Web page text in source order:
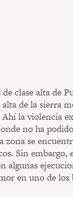
clase alta de
de la sierra
la violencia
no ha
zona se
Sin embargo,
algunas
en uno de